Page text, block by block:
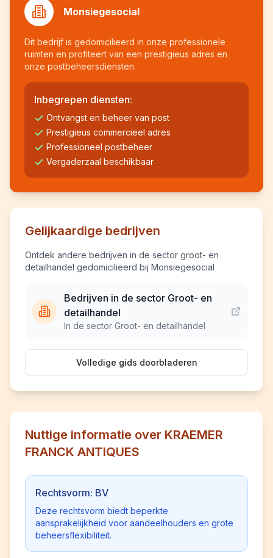
Monsiegesocial
Dit bedrijf is gedomicilieerd in onze professionele
ruimten en profiteert van een prestigieus adres en
onze postbeheersdiensten.
Inbegrepen diensten:
Ontvangst en beheer van post
Prestigieus commercieel adres
Professioneel postbeheer
Vergaderzaal beschikbaar
Gelijkaardige bedrijven
Ontdek andere bedrijven in de sector groot- en
detailhandel gedomicilieerd bij Monsiegesocial
Bedrijven in de sector Groot- en
detailhandel
In de sector Groot- en detailhandel
Volledige gids doorbladeren
Nuttige informatie over KRAEMER
FRANCK ANTIQUES
Rechtsvorm: BV
Deze rechtsvorm biedt beperkte
aansprakelijkheid voor aandeelhouders en grote
beheersflexibiliteit.